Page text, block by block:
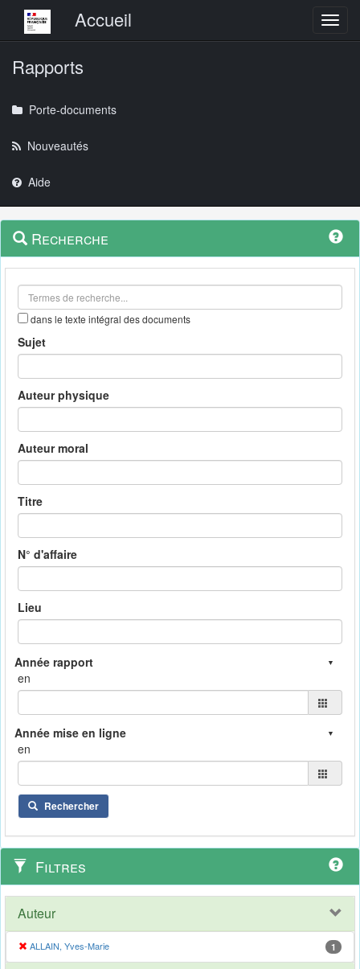
Menu principalAccueil
Rapports
Porte-documents
Nouveautés
Aide
Navigation
outils
Menu
contextuel
Recherche
dans le texte intégral des documents
Sujet
Auteur physique
Auteur moral
Titre
N° d'affaire
Lieu
en
en
Rechercher
Filtres
Auteur
ALLAIN, Yves-Marie 1